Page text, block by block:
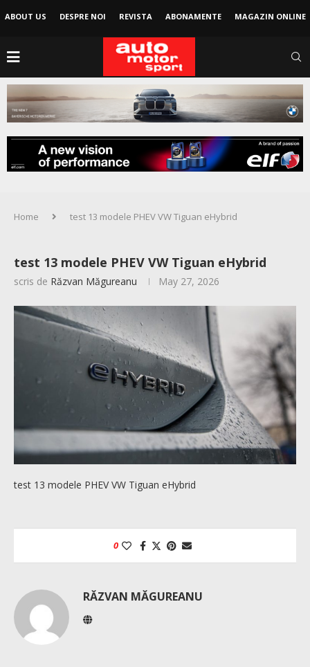
ABOUT US DESPRE NOI REVISTA ABONAMENTE MAGAZIN ONLINE
Home test 13 modele PHEV VW Tiguan eHybrid
test 13 modele PHEV VW Tiguan eHybrid
scris de Răzvan Măgureanu May 27, 2026
test 13 modele PHEV VW Tiguan eHybrid
0
RĂZVAN MĂGUREANU